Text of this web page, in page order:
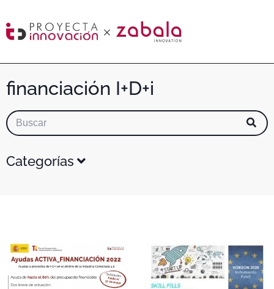
financiación I+D+i
Categorías